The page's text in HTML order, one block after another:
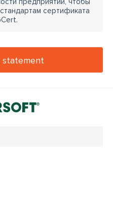
сертификата
statement